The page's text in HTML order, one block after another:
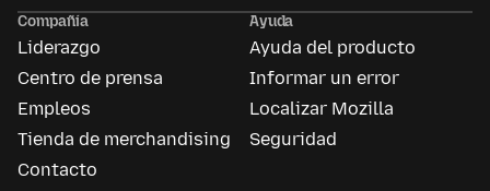
Compañía
Liderazgo
Centro de prensa
Empleos
Tienda de merchandising
Contacto
Ayuda
Ayuda del producto
Informar un error
Localizar Mozilla
Seguridad